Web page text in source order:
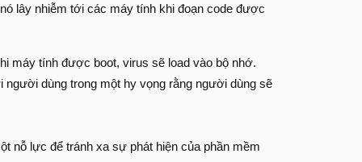
lây nhiễm tới các máy tính khi đoạn code được
máy tính được boot, virus sẽ load vào bộ nhớ.
dùng trong một hy vọng rằng người dùng sẽ
nỗ lực để tránh xa sự phát hiện của phần mềm